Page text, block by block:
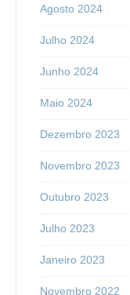
Agosto 2024
Julho 2024
Junho 2024
Maio 2024
Dezembro 2023
Novembro 2023
Outubro 2023
Julho 2023
Janeiro 2023
Novembro 2022